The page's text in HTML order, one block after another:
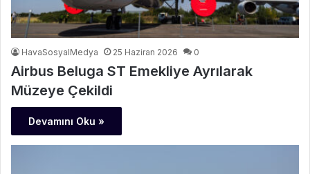
HavaSosyalMedya 25 Haziran 2026 0
Airbus Beluga ST Emekliye Ayrılarak
Müzeye Çekildi
Devamını Oku »